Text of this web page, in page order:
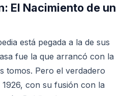
El Nacimiento de un
está pegada a la de sus
fue la que arrancó con la
tomos. Pero el verdadero
con su fusión con la